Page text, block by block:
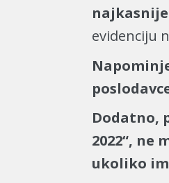
evidenciju
Dodatno,
2022“, ne
ukoliko